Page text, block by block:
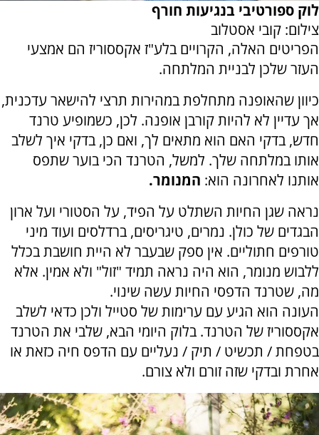
לוק ספורטיבי בנגיעות חורף
צילום: קובי אסטלוב
הפריטים האלה, הקרויים בלע"ז אקססוריז הם אמצעי
העזר שלכן לבניית המלתחה.
כיוון שהאופנה מתחלפת במהירות תרצי להישאר עדכנית,
אך עדיין לא להיות קורבן אופנה. לכן, כשמופיע טרנד
חדש, בדקי האם הוא מתאים לך, ואם כן, בדקי איך לשלב
אותו במלתחה שלך. למשל, הטרנד הכי בוער שתפס
אותנו לאחרונה הוא: המנומר.
נראה שגן החיות השתלט על הפיד, על הסטורי ועל ארון
הבגדים של כולן. נמרים, טיגריסים, ברדלסים ועוד מיני
טורפים חתוליים. אין ספק שבעבר לא היית חושבת בכלל
ללבוש מנומר, הוא היה נראה תמיד "זול" ולא אמין. אלא
מה, שטרנד הדפסי החיות עשה שינוי.
העונה הוא הגיע עם ערימות של סטייל ולכן כדאי לשלב
אקססוריז של הטרנד. בלוק היומי הבא, שלבי את הטרנד
בטפחת / תכשיט / תיק / נעליים עם הדפס חיה כזאת או
אחרת ובדקי שזה זורם ולא צורם.